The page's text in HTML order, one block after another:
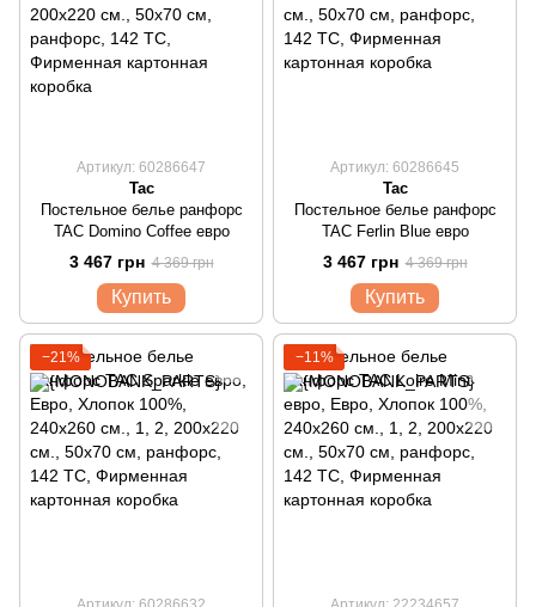
Артикул: 60286647
Tac
Постельное белье ранфорс
TAC Domino Coffee евро
3 467 грн 4 369 грн
Купить
Артикул: 60286645
Tac
Постельное белье ранфорс
TAC Ferlin Blue евро
3 467 грн 4 369 грн
Купить
−21% −11%